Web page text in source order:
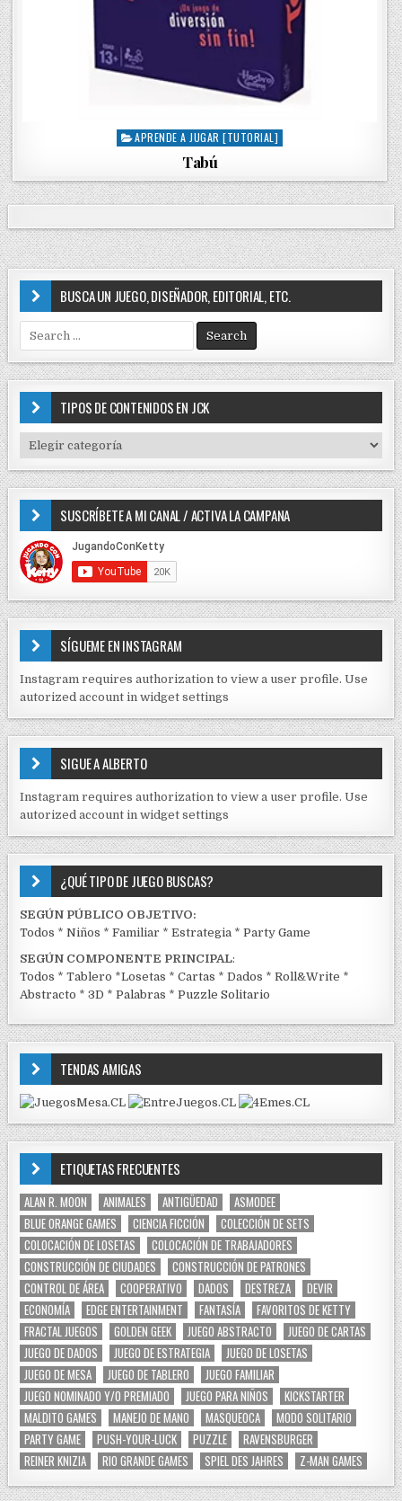
P
t
e
d
i
n
APRENDE A JUGAR [TUTORIAL]
Tabú
BUSCA UN JUEGO, DISEÑADOR, EDITORIAL, ETC.
e
a
r
r
:
TIPOS DE CONTENIDOS EN JCK
I
P
D
E
C
N
T
I
D
S
E
J
C
K
SUSCRÍBETE A MI CANAL / ACTIVA LA CAMPANA
SÍGUEME EN INSTAGRAM
Instagram requires authorization to view a user profile. Use
autorized account in widget settings
SIGUE A ALBERTO
Instagram requires authorization to view a user profile. Use
autorized account in widget settings
¿QUÉ TIPO DE JUEGO BUSCAS?
SEGÚN PÚBLICO OBJETIVO:
Todos *Niños *Familiar *Estrategia *Party Game
SEGÚN COMPONENTE PRINCIPAL:
Todos *Tablero *Losetas *Cartas *Dados *Roll&Write *
Abstracto *3D *Palabras *Puzzle Solitario
TENDAS AMIGAS
ETIQUETAS FRECUENTES
ALAN R. MOON ANIMALES ANTIGÜEDAD
ASMODEE
BLUE ORANGE GAMES
CIENCIA FICCIÓN
COLECCIÓN DE SETS
COLOCACIÓN DE LOSETAS
COLOCACIÓN DE TRABAJADORES
CONSTRUCCIÓN DE CIUDADES
CONSTRUCCIÓN DE PATRONES
CONTROL DE ÁREA
COOPERATIVO DADOS DESTREZA
DEVIR
ECONOMÍA
EDGE ENTERTAINMENT FANTASÍA
FAVORITOS DE KETTY
FRACTAL JUEGOS
GOLDEN GEEK JUEGO ABSTRACTO
JUEGO DE CARTAS
JUEGO DE DADOS
JUEGO DE ESTRATEGIA
JUEGO DE LOSETAS
JUEGO DE MESA
JUEGO DE TABLERO
JUEGO FAMILIAR
JUEGO NOMINADO Y/O PREMIADO
JUEGO PARA NIÑOS
KICKSTARTER
MALDITO GAMES
MANEJO DE MANO MASQUEOCA
MODO SOLITARIO
PARTY GAME
PUSH-YOUR-LUCK PUZZLE
RAVENSBURGER
REINER KNIZIA
RIO GRANDE GAMES SPIEL DES JAHRES Z-MAN GAMES